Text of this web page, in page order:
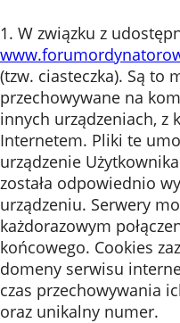
1. W związku z
(tzw. ciasteczka). Są to
przechowywane na
innych urządzeniach, z
Internetem. Pliki te
urządzenie
została odpowiednio
urządzeniu. Serwery
każdorazowym
końcowego. Cookies
domeny serwisu
czas przechowywania
oraz unikalny numer.